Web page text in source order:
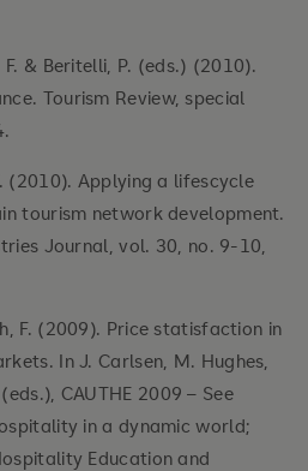
F. & Beritelli, P. (eds.) (2010).
Tourism Review, special
(2010). Applying a lifescycle
tourism network development.
Journal, vol. 30, no. 9-10,
F. (2009). Price statisfaction in
In J. Carlsen, M. Hughes,
CAUTHE 2009 – See
in a dynamic world;
Education and